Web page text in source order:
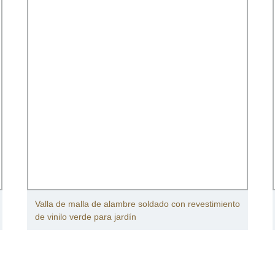
Valla de malla de alambre soldado con revestimiento
de vinilo verde para jardín